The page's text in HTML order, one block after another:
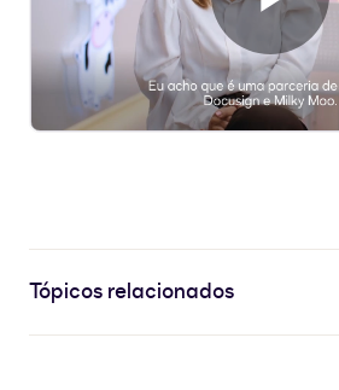
Tópicos relacionados